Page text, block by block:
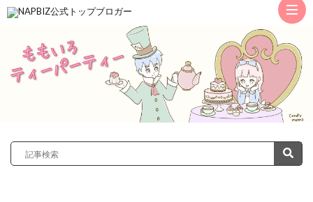
ト
ッ
プ
サ
レ